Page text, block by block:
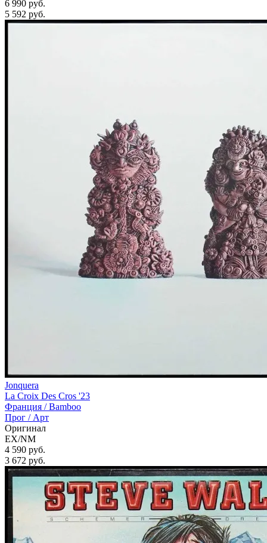
6 990 руб.
5 592 руб.
Jonquera
La Croix Des Cros '23
Франция /Bamboo
Прог / Арт
Оригинал
EX/NM
4 590 руб.
3 672 руб.